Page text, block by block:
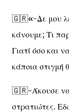
🇬🇷«-Δε μου
κάνουμε; Τι
Γιατί όσο και
κάποια στιγμή
🇬🇷-Άκουσε να
στρατιώτες.